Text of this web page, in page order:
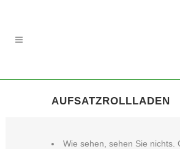
AUFSATZROLLLADEN
Wie sehen, sehen Sie nichts.